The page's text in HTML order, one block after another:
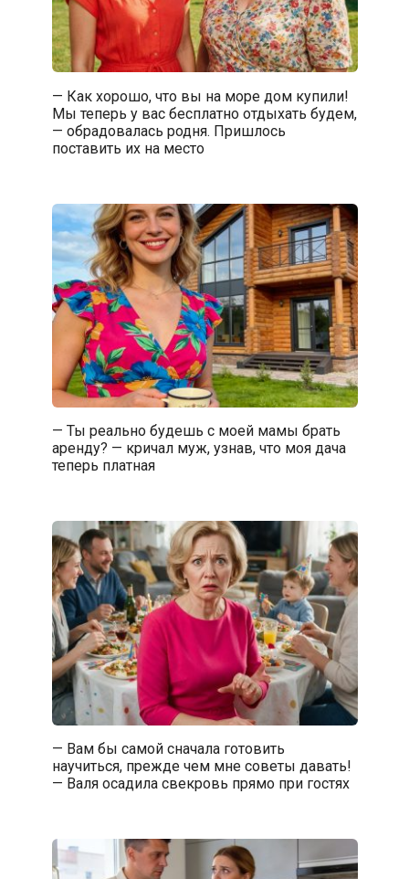
— Как хорошо, что вы на море дом купили!
Мы теперь у вас бесплатно отдыхать будем,
— обрадовалась родня. Пришлось
поставить их на место
— Ты реально будешь с моей мамы брать
аренду? — кричал муж, узнав, что моя дача
теперь платная
— Вам бы самой сначала готовить
научиться, прежде чем мне советы давать!
— Валя осадила свекровь прямо при гостях